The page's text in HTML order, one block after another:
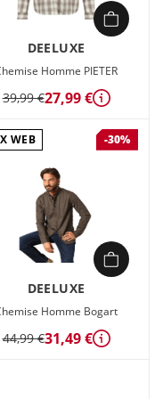
DEELUXE
Homme PIETER
39,99 €27,99 € Détails
WEB -30%
DEELUXE
Homme Bogart
44,99 €31,49 € Détails